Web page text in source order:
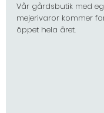
Vår gårdsbutik med
mejerivaror kommer
öppet hela året.